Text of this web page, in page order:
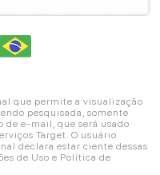
que permite a visualização
pesquisada, somente
de e-mail, que será usado
Target. O usuário
declara estar ciente dessas
de Uso e Política de